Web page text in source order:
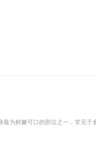
为鲜嫩可口的部位之一，常见于